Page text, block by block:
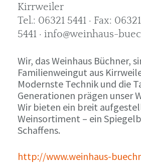
Kirrweiler
Tel.: 06321 5441 · Fax: 06321
5441 · info@weinhaus-
Wir, das Weinhaus Büchner,
Familienweingut aus
Modernste Technik und die
Generationen prägen unser
Wir bieten ein breit
Weinsortiment – ein
Schaffens.
http://www.weinhaus-